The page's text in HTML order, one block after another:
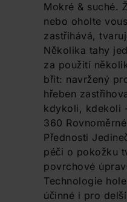
Mokré & suché.
nebo oholte
zastřihává,
Několika tahy
za použití
břit: navržený
hřeben
kdykoli, kdekoli
360
Přednosti
péči o pokožku
povrchové
Technologie
účinné i pro